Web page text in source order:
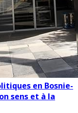
en Bosnie-
sens et à la